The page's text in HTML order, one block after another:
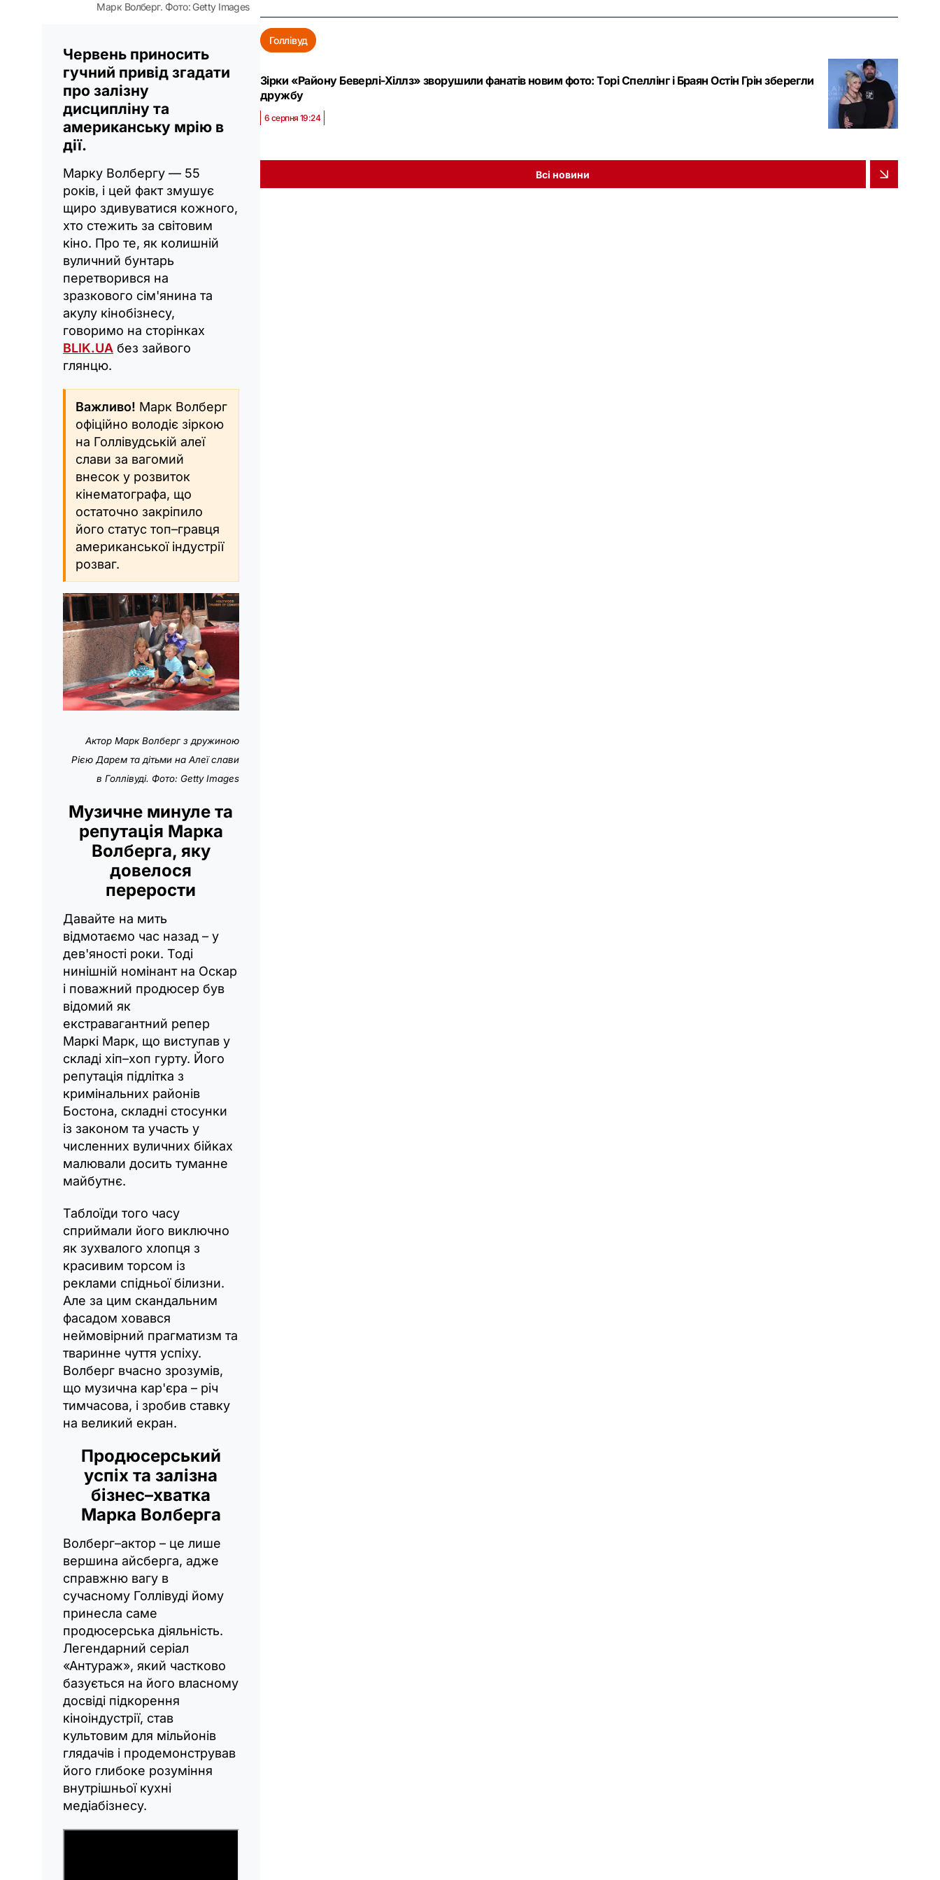
Марк Волберг. Фото: Getty Images
Червень приносить
гучний привід згадати
про залізну
дисципліну та
американську мрію в
дії.
Марку Волбергу — 55
років, і цей факт змушує
щиро здивуватися кожного,
хто стежить за світовим
кіно. Про те, як колишній
вуличний бунтарь
перетворився на
зразкового сім'янина та
акулу кінобізнесу,
говоримо на сторінках
BLIK.UA без зайвого
глянцю.
Важливо! Марк Волберг
офіційно володіє зіркою
на Голлівудській алеї
слави за вагомий
внесок у розвиток
кінематографа, що
остаточно закріпило
його статус топ–гравця
американської індустрії
розваг.
Актор Марк Волберг з дружиною
Рією Дарем та дітьми на Алеї слави
в Голлівуді. Фото: Getty Images
Музичне минуле та
репутація Марка
Волберга, яку
довелося
перерости
Давайте на мить
відмотаємо час назад – у
дев'яності роки. Тоді
нинішній номінант на Оскар
і поважний продюсер був
відомий як
екстравагантний репер
Маркі Марк, що виступав у
складі хіп–хоп гурту. Його
репутація підлітка з
кримінальних районів
Бостона, складні стосунки
із законом та участь у
численних вуличних бійках
малювали досить туманне
майбутнє.
Таблоїди того часу
сприймали його виключно
як зухвалого хлопця з
красивим торсом із
реклами спідньої білизни.
Але за цим скандальним
фасадом ховався
неймовірний прагматизм та
тваринне чуття успіху.
Волберг вчасно зрозумів,
що музична кар'єра – річ
тимчасова, і зробив ставку
на великий екран.
Продюсерський
успіх та залізна
бізнес–хватка
Марка Волберга
Волберг–актор – це лише
вершина айсберга, адже
справжню вагу в
сучасному Голлівуді йому
принесла саме
продюсерська діяльність.
Легендарний серіал
«Антураж», який частково
базується на його власному
досвіді підкорення
кіноіндустрії, став
культовим для мільйонів
глядачів і продемонстрував
його глибоке розуміння
внутрішньої кухні
медіабізнесу.
Голлівуд
Зірки «Району Беверлі-Хіллз» зворушили фанатів новим фото: Торі Спеллінг і Браян Остін Грін зберегли
дружбу
6 серпня 19:24
Всі новини